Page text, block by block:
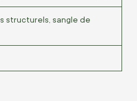
structurels, sangle de